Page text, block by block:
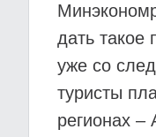
дать такое
уже со
туристы
регионах –